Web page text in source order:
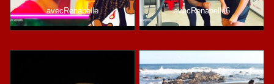
avecRenabelle avecRenabelle6